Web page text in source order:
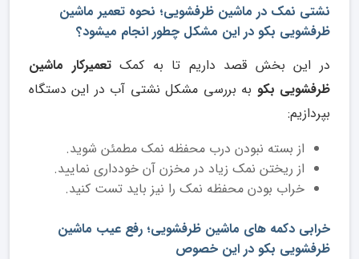
نشتی نمک در ماشین ظرفشویی؛ نحوه تعمیر ماشین
ظرفشویی بکو در این مشکل چطور انجام میشود؟
در این بخش قصد داریم تا به کمکتعمیرکار ماشین
ظرفشویی بکو به بررسی مشکل نشتی آب در این دستگاه
بپردازیم:
از بسته نبودن درب محفظه نمک مطمئن شوید.
از ریختن نمک زیاد در مخزن آن خودداری نمایید.
خراب بودن محفظه نمک را نیز باید تست کنید.
خرابی دکمه های ماشین ظرفشویی؛ رفع عیب ماشین
ظرفشویی بکو در این خصوص